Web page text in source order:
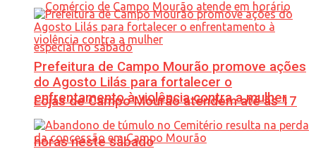
Lojas de Campo Mourão atendem até às 17
horas neste sábado
Prefeitura de Campo Mourão promove ações
do Agosto Lilás para fortalecer o
enfrentamento à violência contra a mulher